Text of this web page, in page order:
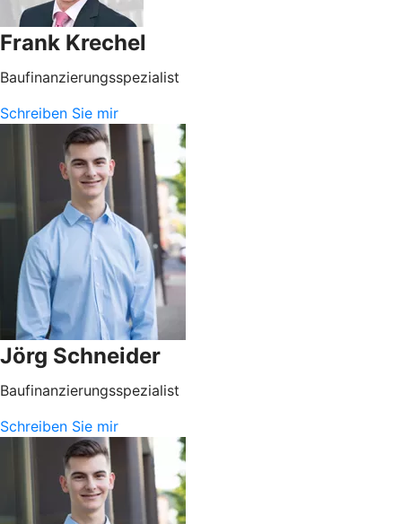
Frank Krechel
Baufinanzierungsspezialist
Schreiben Sie mir
Jörg Schneider
Baufinanzierungsspezialist
Schreiben Sie mir